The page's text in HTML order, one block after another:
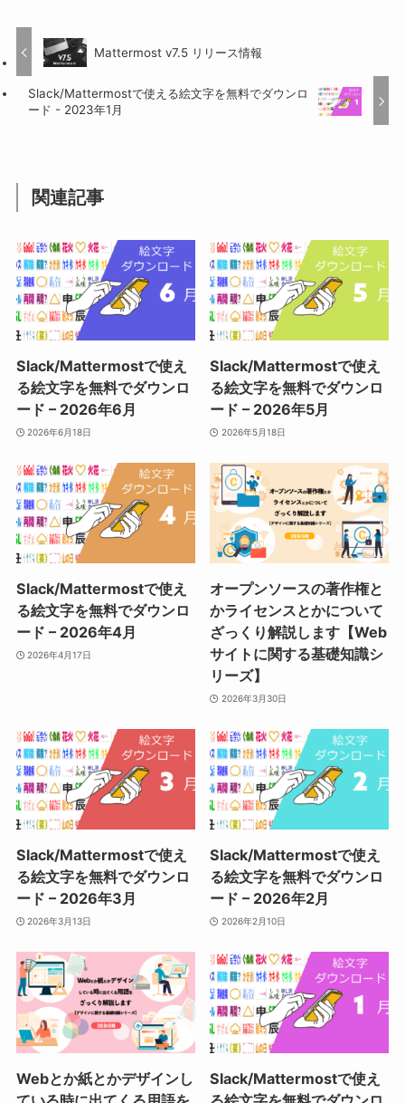
Mattermost v7.5 リリース情報
Slack/Mattermostで使える絵文字を無料でダウンロ
ード - 2023年1月
関連記事
Slack/Mattermostで使え
る絵文字を無料でダウンロ
ード – 2026年6月
2026年6月18日
Slack/Mattermostで使え
る絵文字を無料でダウンロ
ード – 2026年5月
2026年5月18日
Slack/Mattermostで使え
る絵文字を無料でダウンロ
ード – 2026年4月
2026年4月17日
オープンソースの著作権と
かライセンスとかについて
ざっくり解説します【Web
サイトに関する基礎知識シ
リーズ】
2026年3月30日
Slack/Mattermostで使え
る絵文字を無料でダウンロ
ード – 2026年3月
2026年3月13日
Slack/Mattermostで使え
る絵文字を無料でダウンロ
ード – 2026年2月
2026年2月10日
Webとか紙とかデザインし
Slack/Mattermostで使え